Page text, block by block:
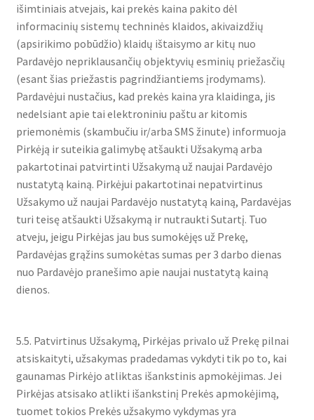
išimtiniais atvejais, kai prekės kaina pakito dėl
informacinių sistemų techninės klaidos, akivaizdžių
(apsirikimo pobūdžio) klaidų ištaisymo ar kitų nuo
Pardavėjo nepriklausančių objektyvių esminių priežasčių
(esant šias priežastis pagrindžiantiems įrodymams).
Pardavėjui nustačius, kad prekės kaina yra klaidinga, jis
nedelsiant apie tai elektroniniu paštu ar kitomis
priemonėmis (skambučiu ir/arba SMS žinute) informuoja
Pirkėją ir suteikia galimybę atšaukti Užsakymą arba
pakartotinai patvirtinti Užsakymą už naujai Pardavėjo
nustatytą kainą. Pirkėjui pakartotinai nepatvirtinus
Užsakymo už naujai Pardavėjo nustatytą kainą, Pardavėjas
turi teisę atšaukti Užsakymą ir nutraukti Sutartį. Tuo
atveju, jeigu Pirkėjas jau bus sumokėjęs už Prekę,
Pardavėjas grąžins sumokėtas sumas per 3 darbo dienas
nuo Pardavėjo pranešimo apie naujai nustatytą kainą
dienos.
5.5. Patvirtinus Užsakymą, Pirkėjas privalo už Prekę pilnai
atsiskaityti, užsakymas pradedamas vykdyti tik po to, kai
gaunamas Pirkėjo atliktas išankstinis apmokėjimas. Jei
Pirkėjas atsisako atlikti išankstinį Prekės apmokėjimą,
tuomet tokios Prekės užsakymo vykdymas yra